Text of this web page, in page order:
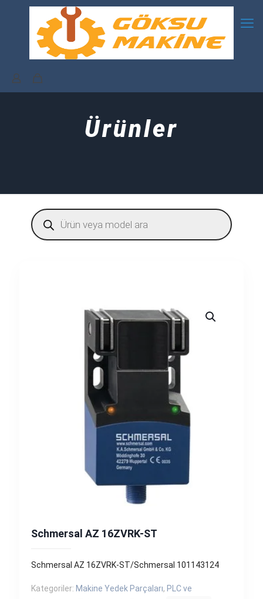
Ürünler
Products
search
Schmersal AZ 16ZVRK-ST
Schmersal AZ 16ZVRK-ST/Schmersal 101143124
Kategoriler: Makine Yedek Parçaları, PLC ve